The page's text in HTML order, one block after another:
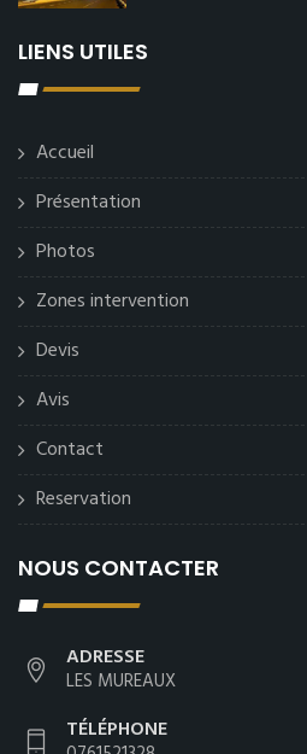
LIENS UTILES
Accueil
Présentation
Photos
Zones intervention
Devis
Avis
Contact
Reservation
NOUS CONTACTER
ADRESSE
LES MUREAUX
TÉLÉPHONE